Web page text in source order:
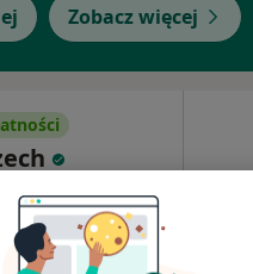
Zobacz więcej